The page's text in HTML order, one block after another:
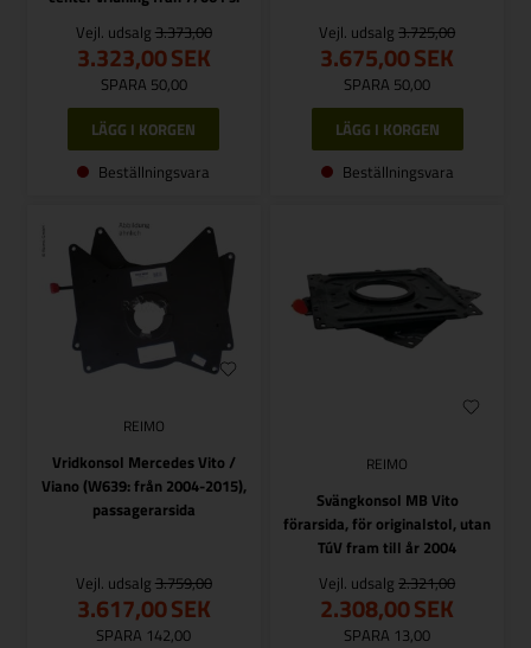
Vejl. udsalg 3.373,00
3.323,00SEK
SPARA 50,00
Beställningsvara
Vejl. udsalg3.725,00
3.675,00SEK
SPARA 50,00
Beställningsvara
REIMO
Vridkonsol Mercedes Vito /
Viano (W639: från 2004-2015),
passagerarsida
Vejl. udsalg 3.759,00
3.617,00SEK
SPARA 142,00
REIMO
Svängkonsol MB Vito
förarsida, för originalstol, utan
TúV fram till år 2004
Vejl. udsalg2.321,00
2.308,00SEK
SPARA 13,00